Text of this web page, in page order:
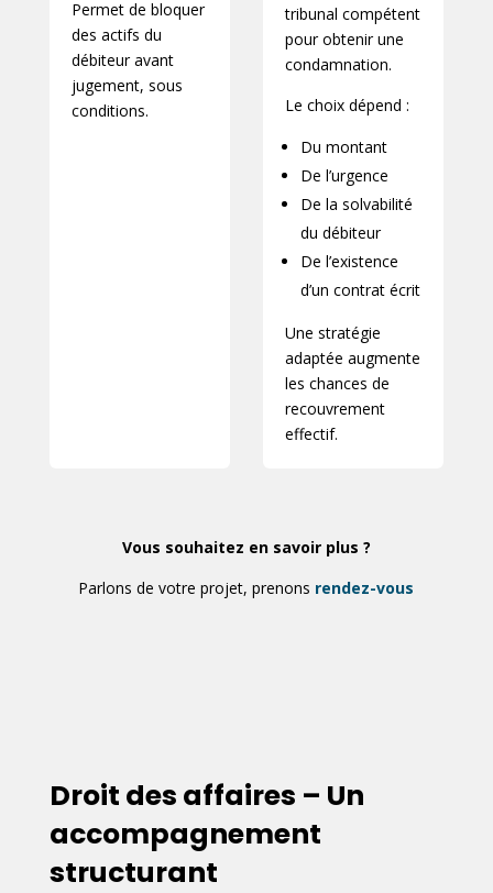
Permet de bloquer
des actifs du
débiteur avant
jugement, sous
conditions.
tribunal compétent
pour obtenir une
condamnation.
Le choix dépend :
Du montant
De l’urgence
De la solvabilité
du débiteur
De l’existence
d’un contrat écrit
Une stratégie
adaptée augmente
les chances de
recouvrement
effectif.
Vous souhaitez en savoir plus ?
Parlons de votre projet, prenons rendez-vous
Droit des affaires – Un
accompagnement
structurant